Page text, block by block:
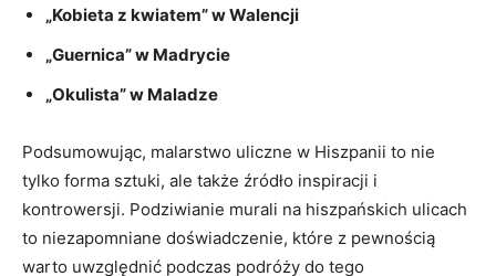
„Kobieta z kwiatem” w Walencji
„Guernica” w Madrycie
„Okulista” w Maladze
Podsumowując, malarstwo uliczne w Hiszpanii to nie
tylko forma sztuki, ale także źródło inspiracji i
kontrowersji. Podziwianie murali na hiszpańskich ulicach
to niezapomniane doświadczenie, które z pewnością
warto uwzględnić podczas podróży do tego